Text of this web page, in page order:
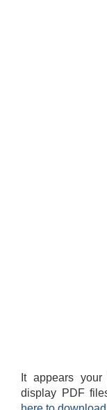
It appears
display PDF